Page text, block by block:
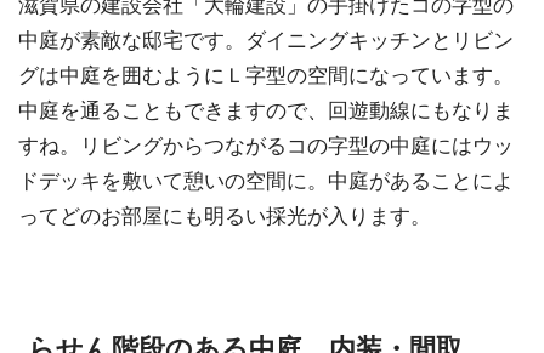
滋賀県の建設会社「大輪建設」の手掛けたコの字型の
中庭が素敵な邸宅です。ダイニングキッチンとリビン
グは中庭を囲むようにＬ字型の空間になっています。
中庭を通ることもできますので、回遊動線にもなりま
すね。リビングからつながるコの字型の中庭にはウッ
ドデッキを敷いて憩いの空間に。中庭があることによ
ってどのお部屋にも明るい採光が入ります。